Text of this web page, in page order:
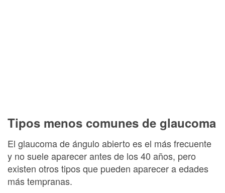
Tipos menos comunes de glaucoma
El glaucoma de ángulo abierto es el más frecuente
y no suele aparecer antes de los 40 años, pero
existen otros tipos que pueden aparecer a edades
más tempranas.